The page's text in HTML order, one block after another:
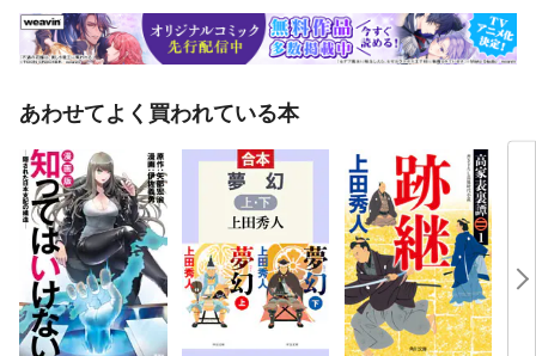
あわせてよく買われている本